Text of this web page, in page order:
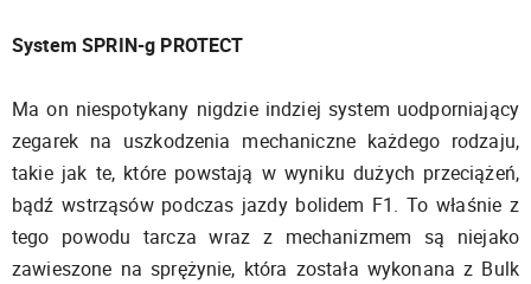
System SPRIN-g PROTECT
Ma on niespotykany nigdzie indziej system uodporniający
zegarek na uszkodzenia mechaniczne każdego rodzaju,
takie jak te, które powstają w wyniku dużych przeciążeń,
bądź wstrząsów podczas jazdy bolidem F1. To właśnie z
tego powodu tarcza wraz z mechanizmem są niejako
zawieszone na sprężynie, która została wykonana z Bulk